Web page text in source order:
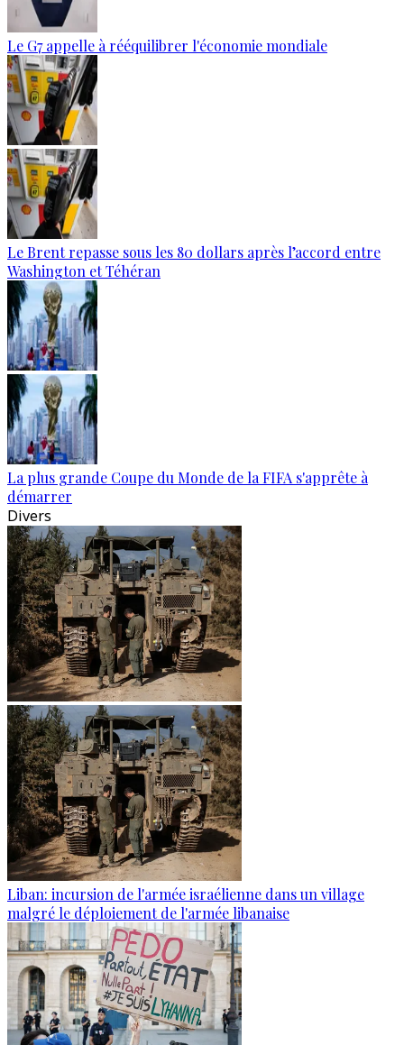
Le G7 appelle à rééquilibrer l'économie mondiale
Le Brent repasse sous les 80 dollars après l’accord entre
Washington et Téhéran
La plus grande Coupe du Monde de la FIFA s'apprête à
démarrer
Divers
Liban: incursion de l'armée israélienne dans un village
malgré le déploiement de l'armée libanaise